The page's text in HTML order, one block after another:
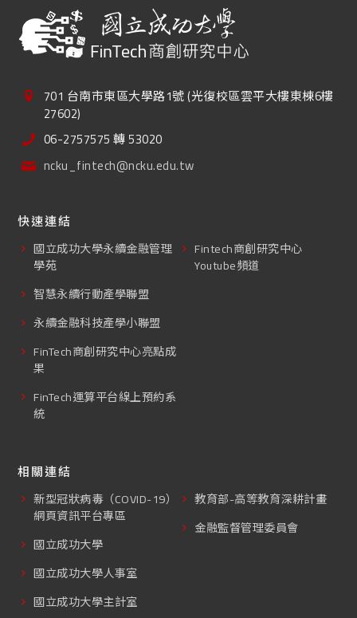
701 台南市東區大學路1號 (光復校區雲平大樓東棟6樓
27602)
06-2757575 轉 53020
ncku_fintech@ncku.edu.tw
快速連結
國立成功大學永續金融管理
學苑
智慧永續行動產學聯盟
永續金融科技產學小聯盟
FinTech商創研究中心亮點成
果
FinTech運算平台線上預約系
統
Fintech商創研究中心
Youtube頻道
相關連結
新型冠狀病毒（COVID-19）
網頁資訊平台專區
國立成功大學
國立成功大學人事室
國立成功大學主計室
教育部-高等教育深耕計畫
金融監督管理委員會